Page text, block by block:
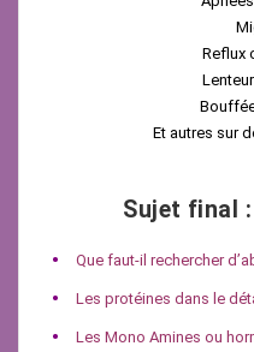
Reflux
Et autres sur
Sujet final
Que faut-il rechercher
Les protéines dans le
Les Mono Amines ou